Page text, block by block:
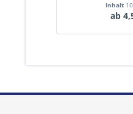
Inhalt
ab